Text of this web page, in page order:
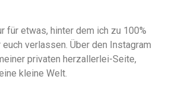
für etwas, hinter dem ich zu 100%
verlassen. Über den Instagram
privaten herzallerlei-Seite,
kleine Welt.